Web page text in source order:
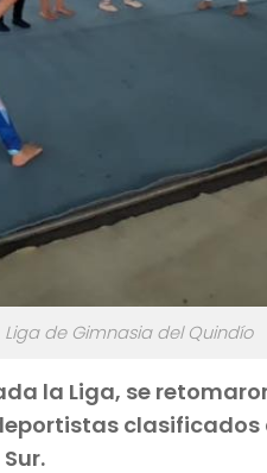
de Gimnasia del Quindío
la Liga, se
clasificados